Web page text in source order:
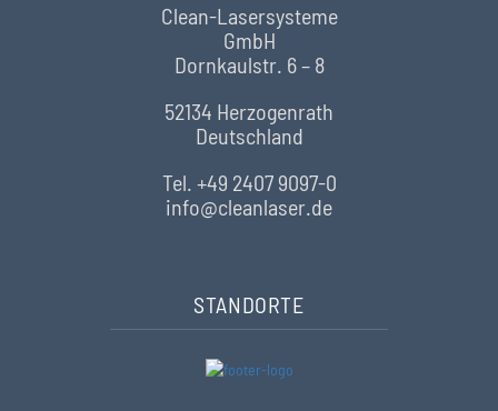
Clean-Lasersysteme
GmbH
Dornkaulstr. 6 – 8
52134 Herzogenrath
Deutschland
Tel. +49 2407 9097-0
info@cleanlaser.de
STANDORTE